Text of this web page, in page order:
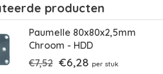
producten
Paumelle 80x80x2,5mm
Chroom - HDD
€7,52 €6,28 per stuk